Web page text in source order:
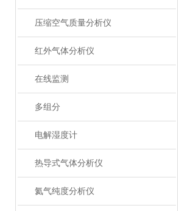
压缩空气质量分析仪
红外气体分析仪
在线监测
多组分
电解湿度计
热导式气体分析仪
氦气纯度分析仪